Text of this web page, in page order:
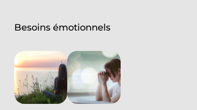
Besoins émotionnels